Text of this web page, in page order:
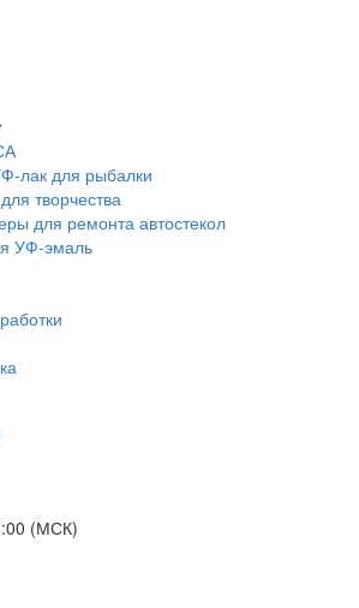
лак для рыбалки
творчества
для ремонта автостекол
УФ-эмаль
(МСК)